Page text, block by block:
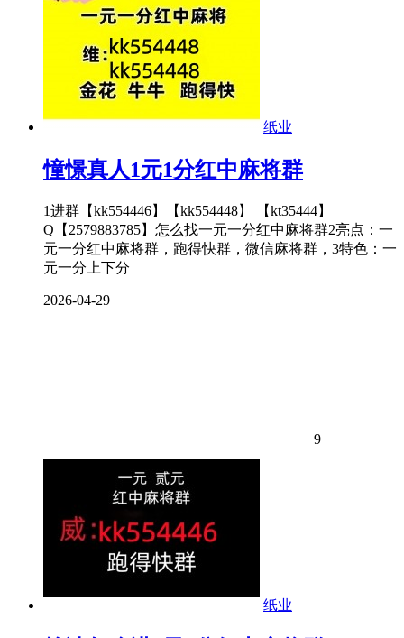
纸业
憧憬真人1元1分红中麻将群
1进群【kk554446】【kk554448】 【kt35444】
Q【2579883785】怎么找一元一分红中麻将群2亮点：一
元一分红中麻将群，跑得快群，微信麻将群，3特色：一
元一分上下分
2026-04-29
9
纸业